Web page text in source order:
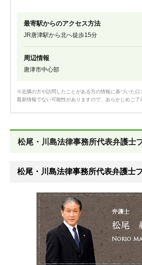
最寄駅からのアクセス方法
JR唐津駅から北へ徒歩15分
周辺情報
唐津市中心部
※近隣の方や訪問したことがある方の情報に基づいた口
最新情報でない可能性がありますので、あらかじめご了
松尾・川島法律事務所代表弁護士
松尾・川島法律事務所代表弁護士